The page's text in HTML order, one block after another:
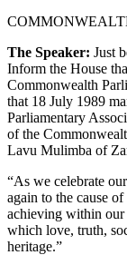
The Speaker: Just
Inform the House
Commonwealth
that 18 July 1989
Parliamentary
of the
Lavu Mulimba of
“As we celebrate
again to the cause
achieving within
which love, truth,
heritage.”